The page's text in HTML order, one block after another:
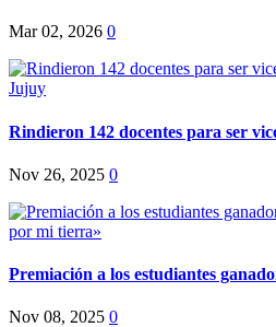
Mar 02, 2026 0
Rindieron 142 docentes para ser
Nov 26, 2025 0
Premiación a los estudiantes
Nov 08, 2025 0